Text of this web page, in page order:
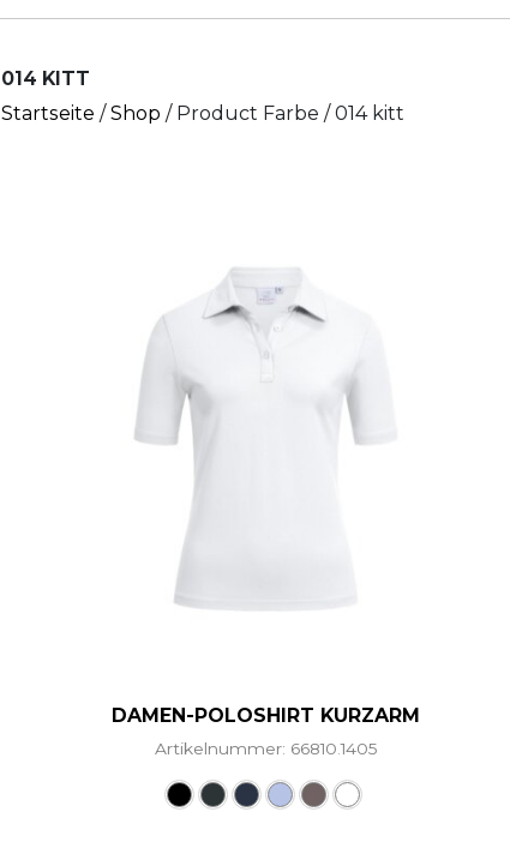
014 KITT
Startseite /Shop / Product Farbe / 014 kitt
DAMEN-POLOSHIRT KURZARM
Artikelnummer: 66810.1405